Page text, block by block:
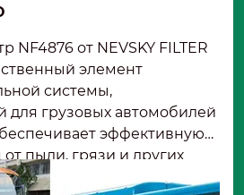
от NEVSKY FILTER
элемент
системы,
для грузовых автомобилей
эффективную
пыли, грязи и других
срок его службы и